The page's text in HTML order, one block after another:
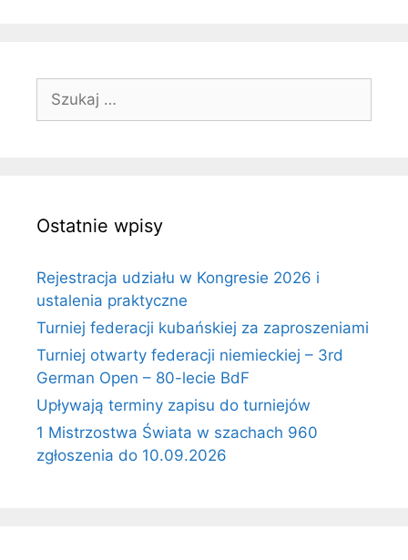
Szukaj:
Ostatnie wpisy
Rejestracja udziału w Kongresie 2026 i
ustalenia praktyczne
Turniej federacji kubańskiej za zaproszeniami
Turniej otwarty federacji niemieckiej – 3rd
German Open – 80-lecie BdF
Upływają terminy zapisu do turniejów
1 Mistrzostwa Świata w szachach 960
zgłoszenia do 10.09.2026